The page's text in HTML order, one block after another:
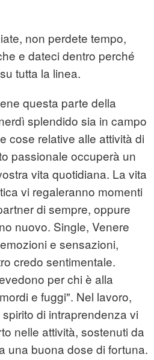
non perdete tempo,
e dateci dentro perché
tutta la linea.
questa parte della
splendido sia in campo
cose relative alle attività di
passionale occuperà un
vita quotidiana. La vita
vi regaleranno momenti
di sempre, oppure
nuovo. Single, Venere
e sensazioni,
credo sentimentale.
per chi è alla
e fuggi". Nel lavoro,
di intraprendenza vi
nelle attività, sostenuti da
una buona dose di fortuna.